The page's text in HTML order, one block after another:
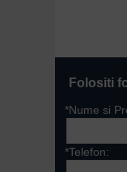
Folositi
*Nume si
*Telefon: